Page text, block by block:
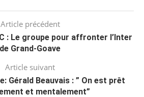
Article précédent
: Le groupe pour affronter l’Inter
de Grand-Goave
Article suivant
Gérald Beauvais : ” On est prêt
et mentalement”